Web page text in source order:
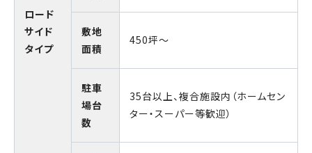
ロード
サイド
タイプ
敷地
面積
450坪～
駐車
場台
数
35台以上、複合施設内（ホームセン
ター・スーパー等歓迎）